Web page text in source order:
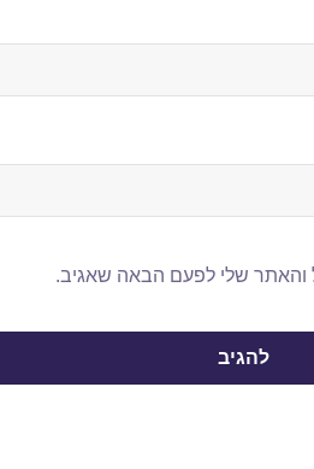
והאתר שלי לפעם הבאה שאגיב.